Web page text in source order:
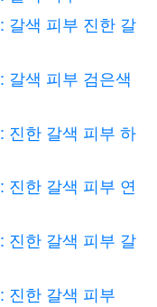
갈색 피부 진한 갈
갈색 피부 검은색
진한 갈색 피부 하
진한 갈색 피부 연
진한 갈색 피부 갈
진한 갈색 피부